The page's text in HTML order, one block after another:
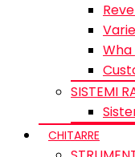
Wha
SISTEMI
CHITARRE